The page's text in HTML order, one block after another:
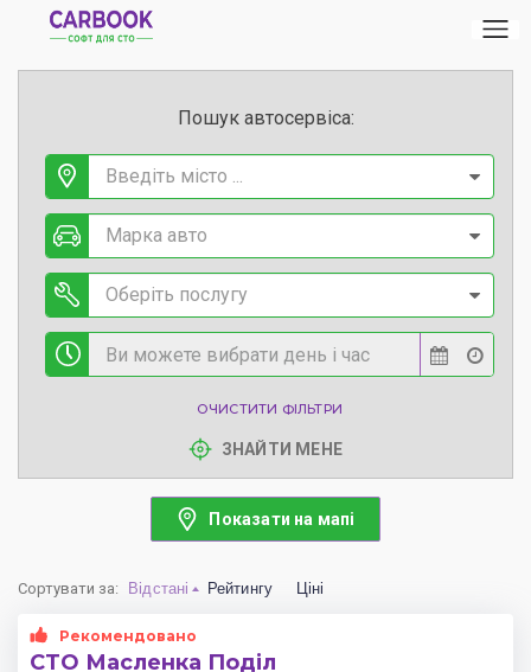
Пошук автосервіса:
Введіть місто ...
Марка авто
Оберіть послугу
ОЧИСТИТИ ФІЛЬТРИ
ЗНАЙТИ МЕНЕ
Показати на мапі
Сортувати за: Відстані Рейтингу Ціні
Рекомендовано
СТО Масленка Поділ